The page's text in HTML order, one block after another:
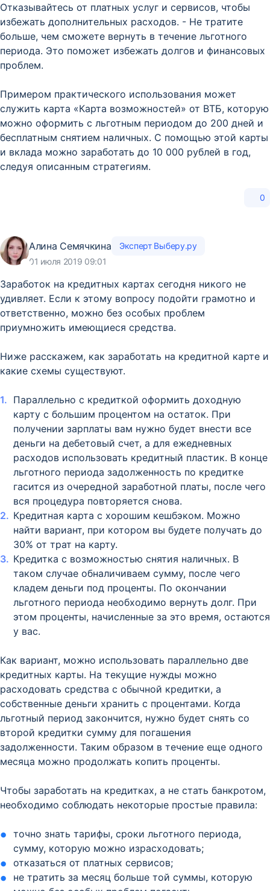
Отказывайтесь от платных услуг и сервисов, чтобы
избежать дополнительных расходов. - Не тратите
больше, чем сможете вернуть в течение льготного
периода. Это поможет избежать долгов и финансовых
проблем.
Примером практического использования может
служить карта «Карта возможностей» от ВТБ, которую
можно оформить с льготным периодом до 200 дней и
бесплатным снятием наличных. С помощью этой карты
и вклада можно заработать до 10 000 рублей в год,
следуя описанным стратегиям.
0
Алина Семячкина
Эксперт Выберу.ру
01 июля 2019 09:01
Заработок на кредитных картах сегодня никого не
удивляет. Если к этому вопросу подойти грамотно и
ответственно, можно без особых проблем
приумножить имеющиеся средства.
Ниже расскажем, как заработать на кредитной карте и
какие схемы существуют.
Параллельно с кредиткой оформить доходную
карту с большим процентом на остаток. При
получении зарплаты вам нужно будет внести все
деньги на дебетовый счет, а для ежедневных
расходов использовать кредитный пластик. В конце
льготного периода задолженность по кредитке
гасится из очередной заработной платы, после чего
вся процедура повторяется снова.
Кредитная карта с хорошим кешбэком. Можно
найти вариант, при котором вы будете получать до
30% от трат на карту.
Кредитка с возможностью снятия наличных. В
таком случае обналичиваем сумму, после чего
кладем деньги под проценты. По окончании
льготного периода необходимо вернуть долг. При
этом проценты, начисленные за это время, остаются
у вас.
Как вариант, можно использовать параллельно две
кредитных карты. На текущие нужды можно
расходовать средства с обычной кредитки, а
собственные деньги хранить с процентами. Когда
льготный период закончится, нужно будет снять со
второй кредитки сумму для погашения
задолженности. Таким образом в течение еще одного
месяца можно продолжать копить проценты.
Чтобы заработать на кредитках, а не стать банкротом,
необходимо соблюдать некоторые простые правила:
точно знать тарифы, сроки льготного периода,
сумму, которую можно израсходовать;
отказаться от платных сервисов;
не тратить за месяц больше той суммы, которую